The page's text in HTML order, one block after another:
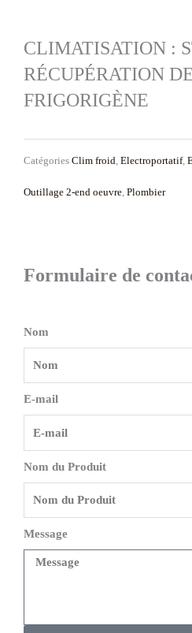
Formulaire de
Nom
E-mail
Nom du Produit
Message
CLIMATISATION :
RÉCUPÉRATION
FRIGORIGÈNE
Catégories Clim froid Electroportatif,
Outillage 2-end oeuvre Plombier